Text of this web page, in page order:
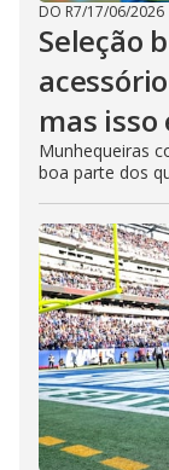
DO R7/17/06/2026
Seleção
mas
Munhequeiras
boa parte dos